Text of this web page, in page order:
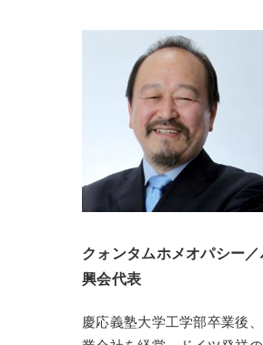
クォンタムホメオパシー
興会代表
慶応義塾大学工学部卒業後